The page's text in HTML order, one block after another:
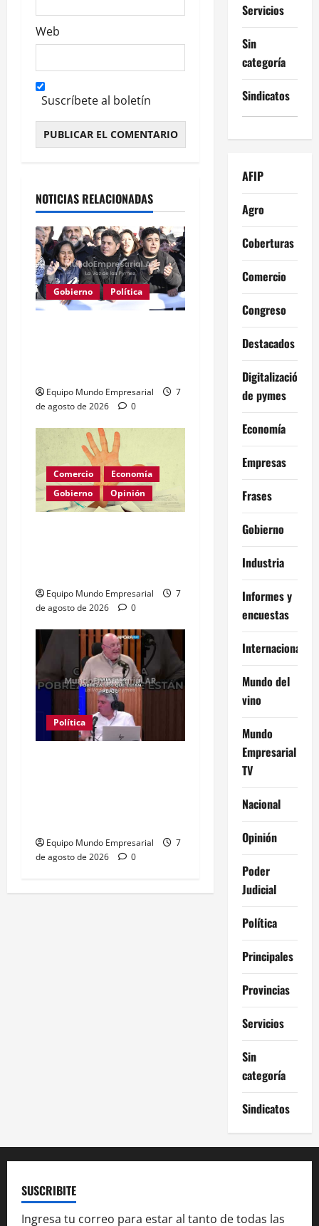
Web
Suscríbete al boletín
NOTICIAS RELACIONADAS
Gobierno Política
Equipo Mundo Empresarial
7
de agosto de 2026
0
Comercio
Economía
Gobierno
Opinión
Equipo Mundo Empresarial
7
de agosto de 2026
0
Política
Equipo Mundo Empresarial
7
de agosto de 2026
0
Servicios
Sin
categoría
Sindicatos
AFIP
Agro
Coberturas
Comercio
Congreso
Destacados
Digitalización
de pymes
Economía
Empresas
Frases
Gobierno
Industria
Informes y
encuestas
Internacional
Mundo del
vino
Mundo
Empresarial
TV
Nacional
Opinión
Poder
Judicial
Política
Principales
Provincias
Servicios
Sin
categoría
Sindicatos
SUSCRIBITE
Ingresa tu correo para estar al tanto de todas las